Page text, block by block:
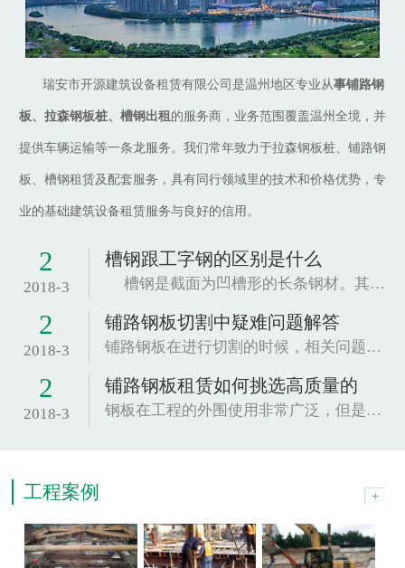
瑞安市开源建筑设备租赁有限公司是温州地区专业从事铺路钢
板、拉森钢板桩、槽钢出租的服务商，业务范围覆盖温州全境，并
提供车辆运输等一条龙服务。我们常年致力于拉森钢板桩、铺路钢
板、槽钢租赁及配套服务，具有同行领域里的技术和价格优势，专
业的基础建筑设备租赁服务与良好的信用。
2
2018-3
槽钢跟工字钢的区别是什么
槽钢是截面为凹槽形的长条钢材。其规格以腰高（h...
2
2018-3
铺路钢板切割中疑难问题解答
铺路钢板在进行切割的时候，相关问题也是很关...
2
2018-3
铺路钢板租赁如何挑选高质量的
钢板在工程的外围使用非常广泛，但是因为这种材...
工程案例